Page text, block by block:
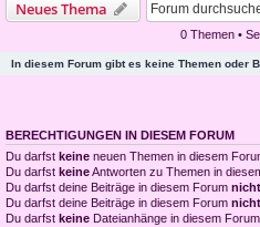
Neues Thema
0 Themen •
In diesem Forum gibt es keine Themen oder
BERECHTIGUNGEN IN DIESEM FORUM
Du darfst keine neuen Themen in diesem
Du darfst keineAntworten zu Themen in
Du darfst deine Beiträge in diesem Forum nicht
Du darfst deine Beiträge in diesem Forum nicht
Du darfst keine Dateianhänge in diesem